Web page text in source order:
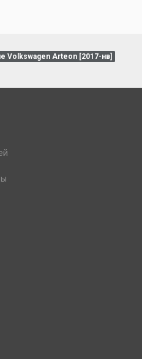
Volkswagen Arteon [2017-нв]